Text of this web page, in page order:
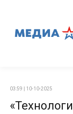
03:59 | 10-10-2025